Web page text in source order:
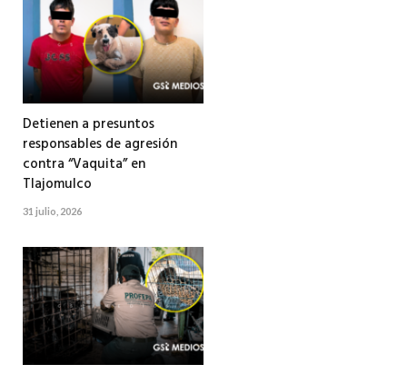
Detienen a presuntos
responsables de agresión
contra “Vaquita” en
Tlajomulco
31 julio, 2026